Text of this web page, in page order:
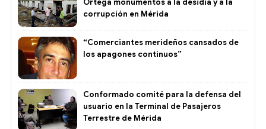
Ortega monumentos a la desidia y a la
corrupción en Mérida
“Comerciantes merideños cansados de
los apagones continuos”
Conformado comité para la defensa del
usuario en la Terminal de Pasajeros
Terrestre de Mérida